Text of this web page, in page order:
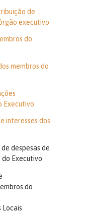
de
executivo
do
membros do
Executivo
interesses dos
despesas de
Executivo
do
Locais